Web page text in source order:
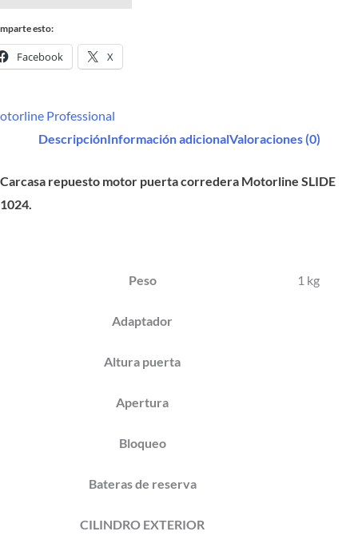
esto:
Facebook X
Professional
DescripciónInformación adicionalValoraciones (0)
Carcasa repuesto motor puerta corredera Motorline SLIDE
1024.
Peso 1 kg
Adaptador
Altura puerta
Apertura
Bloqueo
Bateras de reserva
CILINDRO EXTERIOR